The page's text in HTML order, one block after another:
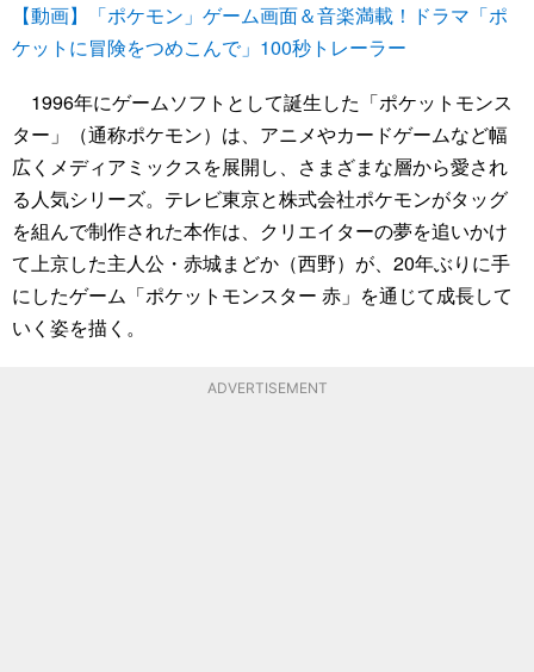
【動画】「ポケモン」ゲーム画面＆音楽満載！ドラマ「ポ
ケットに冒険をつめこんで」100秒トレーラー
1996年にゲームソフトとして誕生した「ポケットモンス
ター」（通称ポケモン）は、アニメやカードゲームなど幅
広くメディアミックスを展開し、さまざまな層から愛され
る人気シリーズ。テレビ東京と株式会社ポケモンがタッグ
を組んで制作された本作は、クリエイターの夢を追いかけ
て上京した主人公・赤城まどか（西野）が、20年ぶりに手
にしたゲーム「ポケットモンスター 赤」を通じて成長して
いく姿を描く。
ADVERTISEMENT